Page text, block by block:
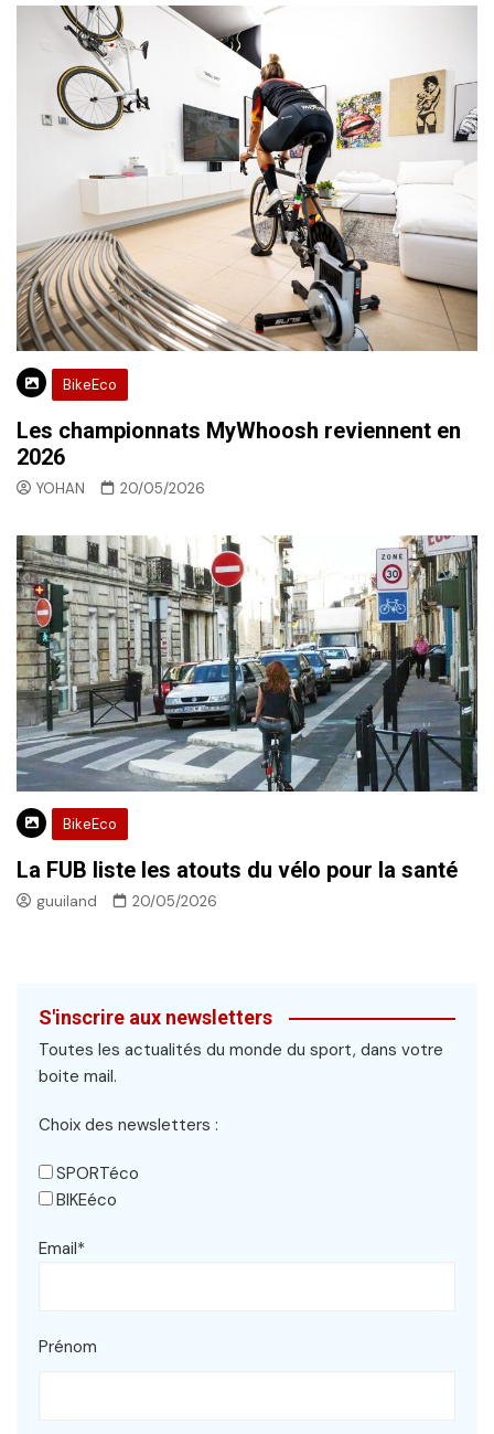
BikeEco
Les championnats MyWhoosh reviennent en
2026
YOHAN 20/05/2026
BikeEco
La FUB liste les atouts du vélo pour la santé
guuiland 20/05/2026
S'inscrire aux newsletters
Toutes les actualités du monde du sport, dans votre
boite mail.
Choix des newsletters :
SPORTéco
BIKEéco
Email*
Prénom